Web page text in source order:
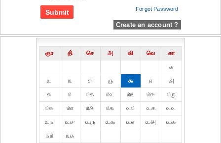
Forgot Password
Create an account ?
ஞா தி் செ அ வி வெ
கா
௧
௨
௩ ௪ ௫ ௬ ௭
௮
௯
௰ ௰௧ ௰௨ ௰௩ ௰௪
௰௫
௰௬
௰௭ ௰௮ ௰௯ ௨௰ ௨௧
௨௨
௨௩
௨௪ ௨௫ ௨௬ ௨௭ ௨௮
௨௯
௩௰
௩௧